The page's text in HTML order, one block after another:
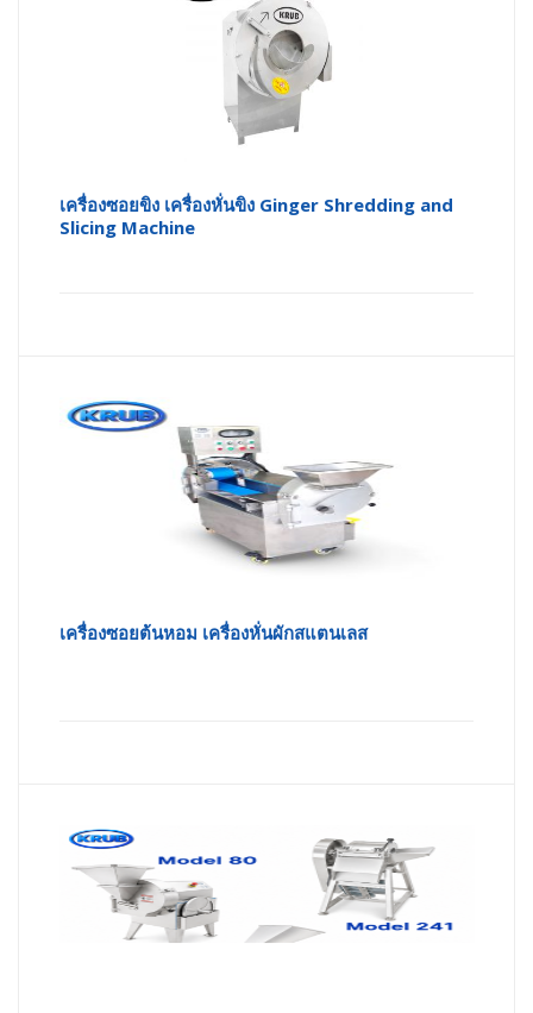
เครื่องซอยขิง เครื่องหั่นขิง Ginger Shredding and
Slicing Machine
เครื่องซอยต้นหอม เครื่องหั่นผักสแตนเลส